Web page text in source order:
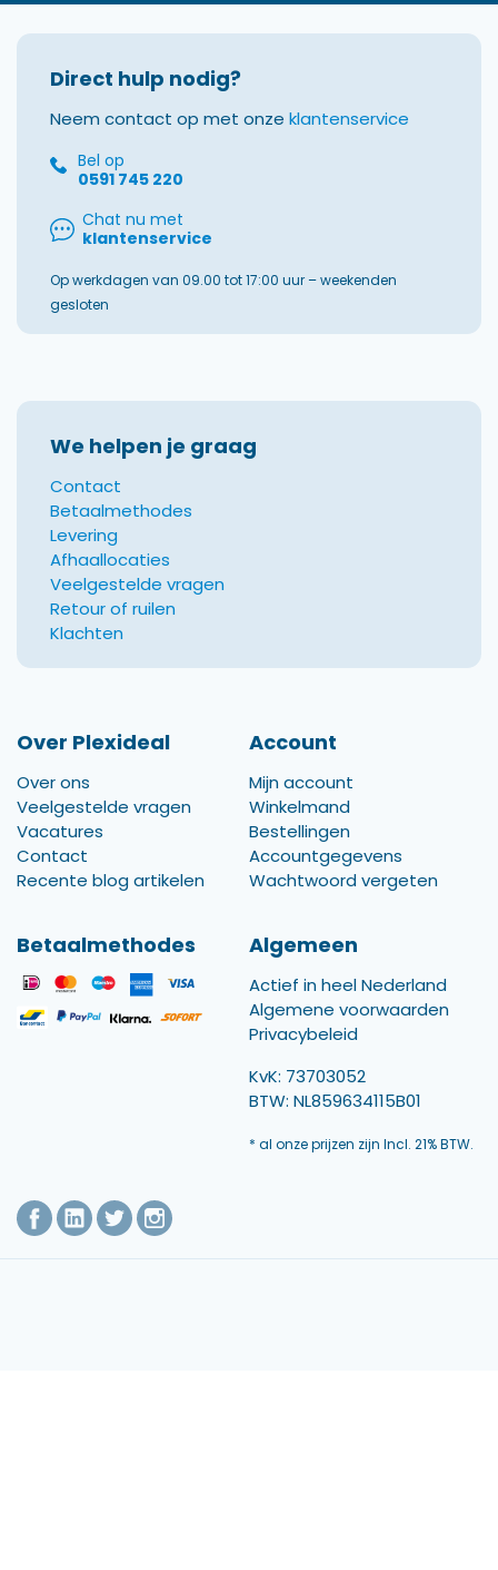
Direct hulp nodig?
Neem contact op met onze klantenservice
Bel op
0591 745 220
Chat nu met
klantenservice
Op werkdagen van 09.00 tot 17:00 uur – weekenden
gesloten
We helpen je graag
Contact
Betaalmethodes
Levering
Afhaallocaties
Veelgestelde vragen
Retour of ruilen
Klachten
Over Plexideal
Over ons
Veelgestelde vragen
Vacatures
Contact
Recente blog artikelen
Account
Mijn account
Winkelmand
Bestellingen
Accountgegevens
Wachtwoord vergeten
Betaalmethodes Algemeen
Actief in heel Nederland
Algemene voorwaarden
Privacybeleid
KvK: 73703052
BTW: NL859634115B01
* al onze prijzen zijn Incl. 21% BTW.